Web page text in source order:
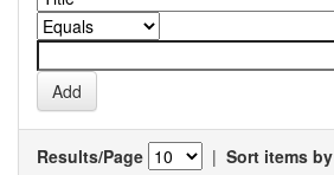
Results/Page | Sort items by